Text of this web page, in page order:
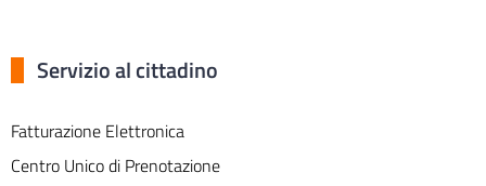
Servizio al cittadino
Fatturazione Elettronica
Centro Unico di Prenotazione